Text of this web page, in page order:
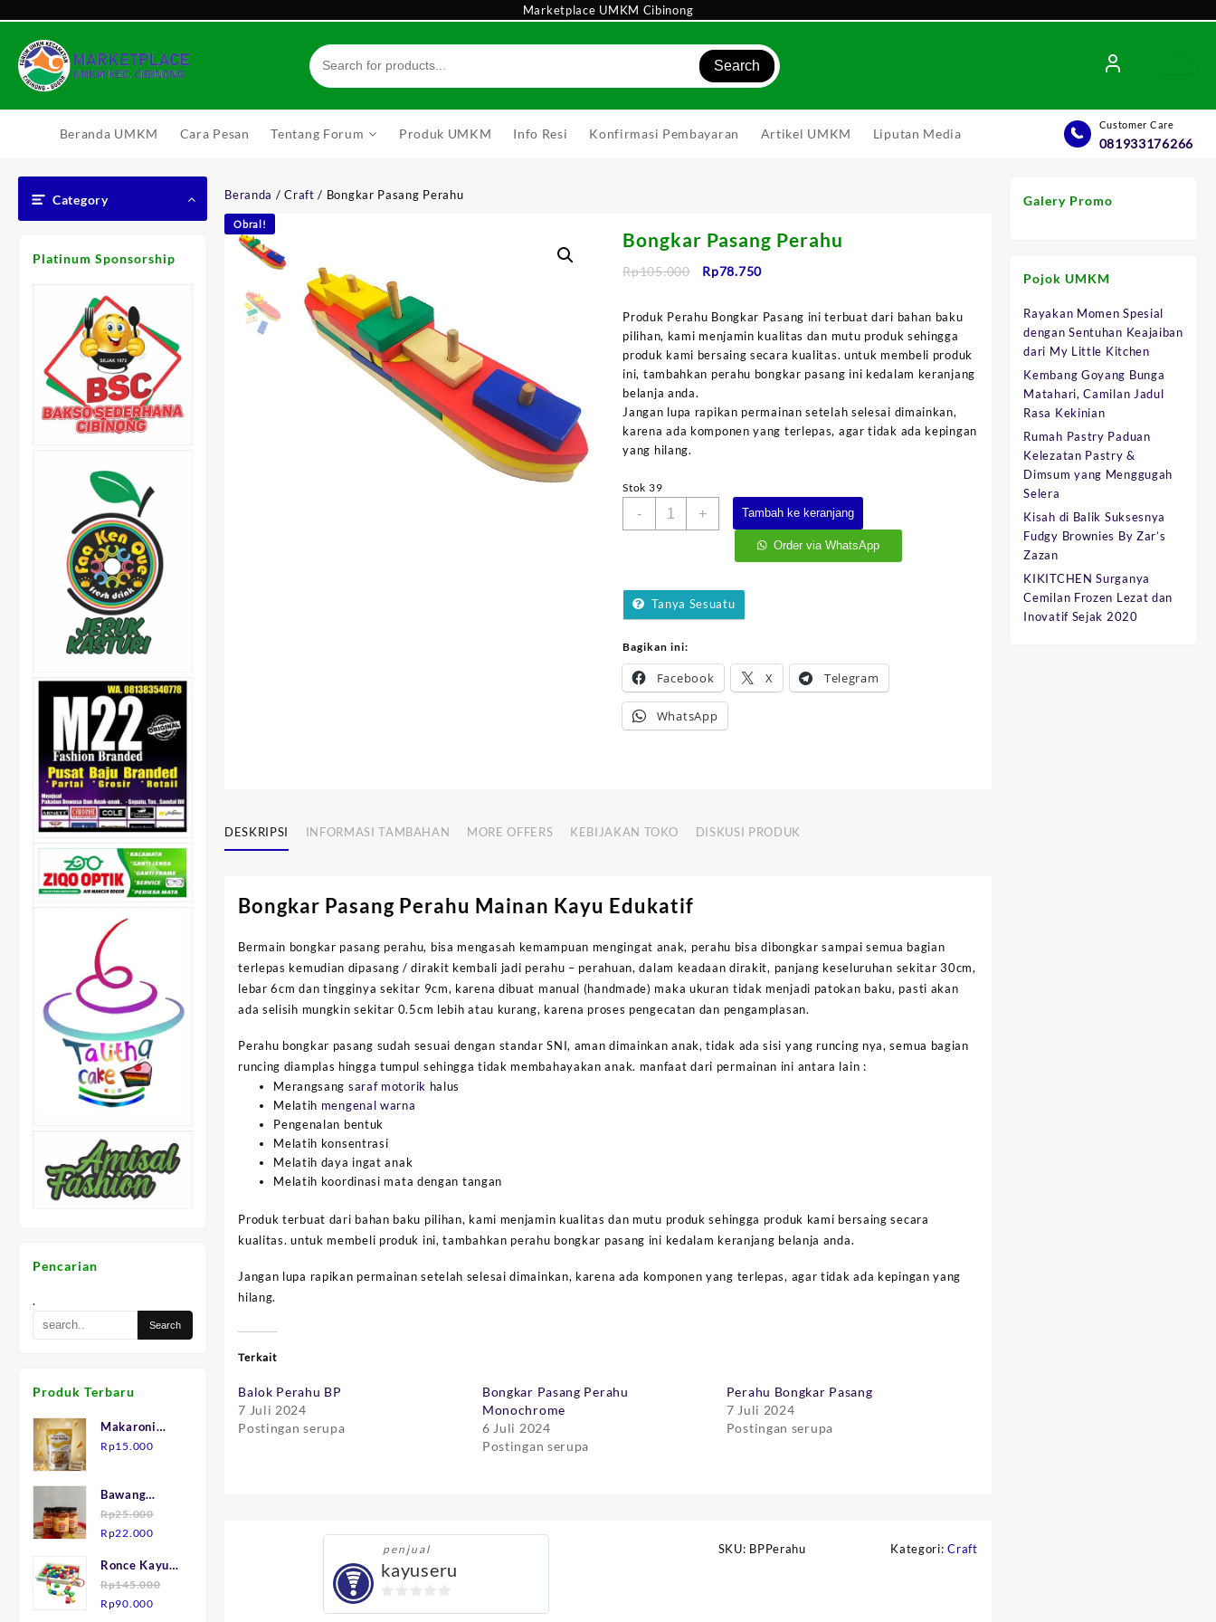
content
Marketplace UMKM Cibinong
Search
Beranda UMKM Cara Pesan Tentang Forum Produk UMKM Info Resi Konfirmasi Pembayaran Artikel UMKM Liputan Media
Customer Care
081933176266
Category
Platinum Sponsorship
Pencarian
.
Produk Terbaru
Makaroni
Keju "Mak
Rp15.000
Bawang
Goreng asli
Brebes.
Rp25.000
Harga
adalah:
Rp25.000.
Rp22.000Harga
ini
adalah:
Rp22.000.
Ronce Kayu
isi 75
Rp145.000
Harga
Rp90.000Harga
Beranda /Craft / Bongkar Pasang Perahu
Obral!
Bongkar Pasang Perahu
Rp105.000
Harga
adalah:
Rp105.000.
Rp78.750Harga
ini
adalah:
Rp78.750.
Produk Perahu Bongkar Pasang ini terbuat dari bahan baku
pilihan, kami menjamin kualitas dan mutu produk sehingga
produk kami bersaing secara kualitas. untuk membeli produk
ini, tambahkan perahu bongkar pasang ini kedalam keranjang
belanja anda.
Jangan lupa rapikan permainan setelah selesai dimainkan,
karena ada komponen yang terlepas, agar tidak ada kepingan
yang hilang.
Stok 39
-
Kuantitas+ Tambah ke keranjang
Order via WhatsApp
Tanya Sesuatu
Bagikan ini:
Facebook X Telegram
WhatsApp
DESKRIPSI INFORMASI TAMBAHAN MORE OFFERS KEBIJAKAN TOKO DISKUSI PRODUK
Bongkar Pasang Perahu Mainan Kayu Edukatif
Bermain bongkar pasang perahu, bisa mengasah kemampuan mengingat anak, perahu bisa dibongkar sampai semua bagian
terlepas kemudian dipasang / dirakit kembali jadi perahu – perahuan, dalam keadaan dirakit, panjang keseluruhan sekitar 30cm,
lebar 6cm dan tingginya sekitar 9cm, karena dibuat manual (handmade) maka ukuran tidak menjadi patokan baku, pasti akan
ada selisih mungkin sekitar 0.5cm lebih atau kurang, karena proses pengecatan dan pengamplasan.
Perahu bongkar pasang sudah sesuai dengan standar SNI, aman dimainkan anak, tidak ada sisi yang runcing nya, semua bagian
runcing diamplas hingga tumpul sehingga tidak membahayakan anak. manfaat dari permainan ini antara lain :
Merangsang saraf motorik halus
Melatih mengenal warna
Pengenalan bentuk
Melatih konsentrasi
Melatih daya ingat anak
Melatih koordinasi mata dengan tangan
Produk terbuat dari bahan baku pilihan, kami menjamin kualitas dan mutu produk sehingga produk kami bersaing secara
kualitas. untuk membeli produk ini, tambahkan perahu bongkar pasang ini kedalam keranjang belanja anda.
Jangan lupa rapikan permainan setelah selesai dimainkan, karena ada komponen yang terlepas, agar tidak ada kepingan yang
hilang.
Terkait
Balok Perahu BP
7 Juli 2024
Postingan serupa
Bongkar Pasang Perahu
Monochrome
6 Juli 2024
Postingan serupa
Perahu Bongkar Pasang
7 Juli 2024
Postingan serupa
penjual
kayuseru
SKU: BPPerahu Kategori:Craft
Galery Promo
Pojok UMKM
Rayakan Momen Spesial
dengan Sentuhan Keajaiban
dari My Little Kitchen
Kembang Goyang Bunga
Matahari, Camilan Jadul
Rasa Kekinian
Rumah Pastry Paduan
Kelezatan Pastry &
Dimsum yang Menggugah
Selera
Kisah di Balik Suksesnya
Fudgy Brownies By Zar’s
Zazan
KIKITCHEN Surganya
Cemilan Frozen Lezat dan
Inovatif Sejak 2020